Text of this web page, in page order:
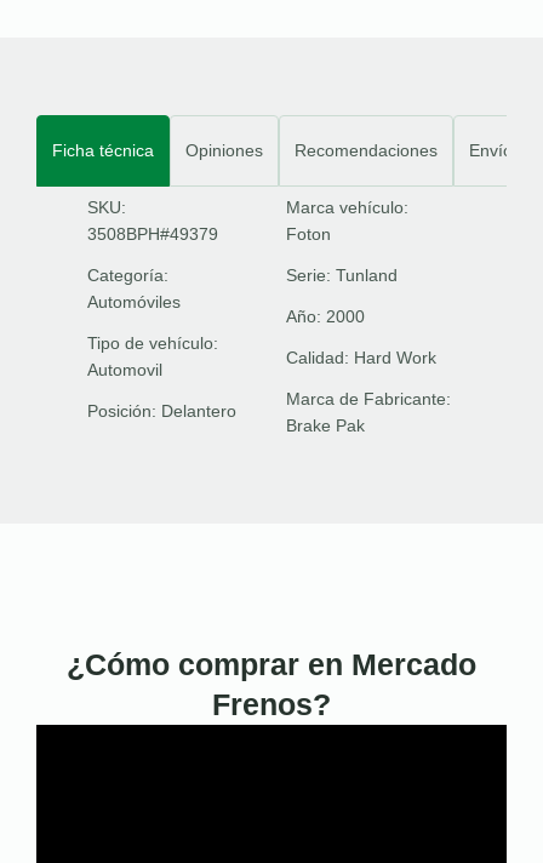
Ficha técnica Opiniones Recomendaciones Envíos
SKU:
3508BPH#49379
Categoría:
Automóviles
Tipo de vehículo:
Automovil
Posición: Delantero
Marca vehículo:
Foton
Serie: Tunland
Año: 2000
Calidad: Hard Work
Marca de Fabricante:
Brake Pak
¿Cómo comprar en Mercado
Frenos?